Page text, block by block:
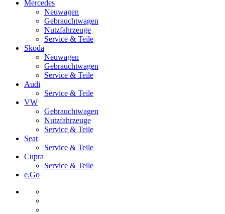
Mercedes
Neuwagen
Gebrauchtwagen
Nutzfahrzeuge
Service & Teile
Skoda
Neuwagen
Gebrauchtwagen
Service & Teile
Audi
Service & Teile
VW
Gebrauchtwagen
Nutzfahrzeuge
Service & Teile
Seat
Service & Teile
Cupra
Service & Teile
e.Go